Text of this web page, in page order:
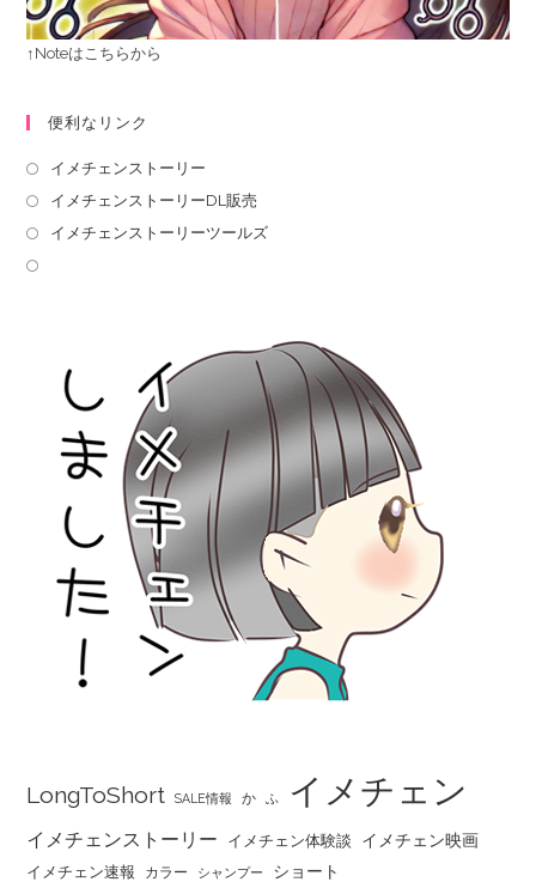
↑Noteはこちらから
便利なリンク
イメチェンストーリー
イメチェンストーリーDL販売
イメチェンストーリーツールズ
LongToShort SALE情報 か ふ イメチェン
イメチェンストーリー イメチェン体験談 イメチェン映画
イメチェン速報 カラー シャンプー ショート